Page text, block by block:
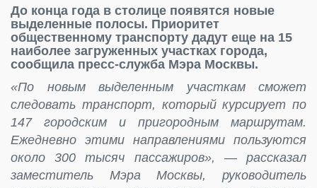
До конца года в столице появятся новые
выделенные полосы. Приоритет
общественному транспорту дадут еще на 15
наиболее загруженных участках города,
сообщила пресс-служба Мэра Москвы.
«По новым выделенным участкам сможет
следовать транспорт, который курсирует по
147 городским и пригородным маршрутам.
Ежедневно этими направлениями пользуются
около 300 тысяч пассажиров», — рассказал
заместитель Мэра Москвы, руководитель